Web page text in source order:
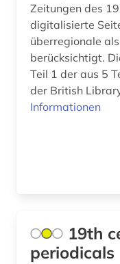
cartoon (1)
cd-rom (1)
chemie (10)
china (2)
comic (6)
Zeitungen des
digitalisierte
überregionale
berücksichtigt.
Teil 1 der aus 5
der British
Informationen
19th
periodicals